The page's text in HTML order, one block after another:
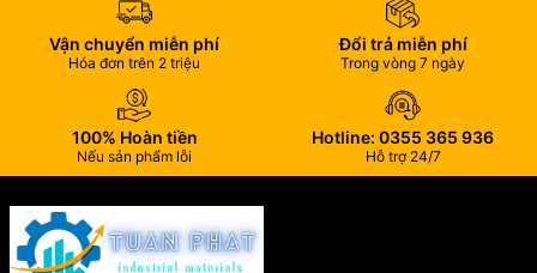
mặt bích
BS 4504, DIN 2632
Áp lực làm
JIS 10K, 16K, ASME 150LB
Nhiệt độ
Môi trường
làm việc
Nước sạch, nước thải, hệ thống
cấp nước
Vận chuyển miễn phí
Hóa đơn trên 2 triệu
Đổi trả miễn phí
Trong vòng 7 ngày
100% Hoàn tiền
Nếu sản phẩm lỗi
Hotline: 0355 365 936
Hỗ trợ 24/7